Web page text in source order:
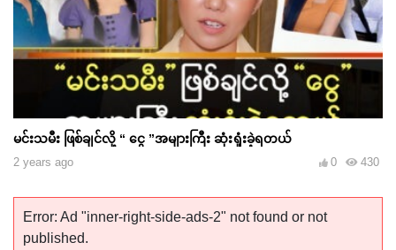
မင်းသမီး ဖြစ်ချင်လို့ “ ငွေ ”အများကြီး ဆုံးရှုံးခဲ့ရတယ်
2 years ago 430
0
Error: Ad "inner-right-side-ads-2" not found or not
published.